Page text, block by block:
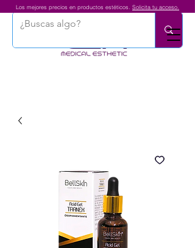
Los mejores precios en productos estéticos. Solicita tu acceso.